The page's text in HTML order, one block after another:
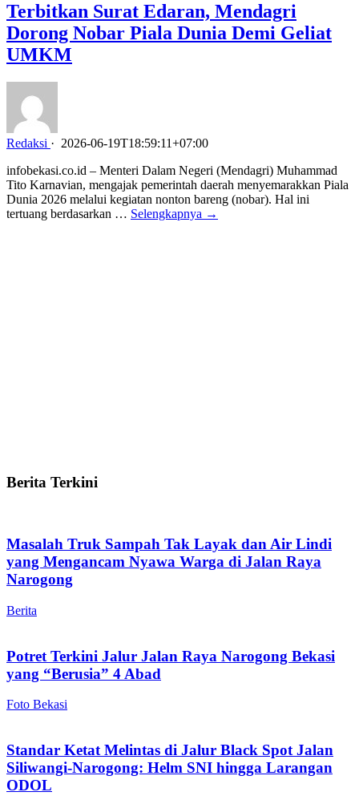
Terbitkan Surat Edaran, Mendagri
Dorong Nobar Piala Dunia Demi Geliat
UMKM
Redaksi · 2026-06-19T18:59:11+07:00
infobekasi.co.id – Menteri Dalam Negeri (Mendagri) Muhammad
Tito Karnavian, mengajak pemerintah daerah menyemarakkan Piala
Dunia 2026 melalui kegiatan nonton bareng (nobar). Hal ini
tertuang berdasarkan … Selengkapnya →
Berita Terkini
Masalah Truk Sampah Tak Layak dan Air Lindi
yang Mengancam Nyawa Warga di Jalan Raya
Narogong
Berita
Potret Terkini Jalur Jalan Raya Narogong Bekasi
yang “Berusia” 4 Abad
Foto Bekasi
Standar Ketat Melintas di Jalur Black Spot Jalan
Siliwangi-Narogong: Helm SNI hingga Larangan
ODOL